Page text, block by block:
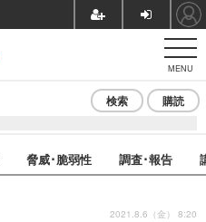
MENU
検索 購読
脅威･脆弱性 調査･報告
2021.8.6（金） 8:20